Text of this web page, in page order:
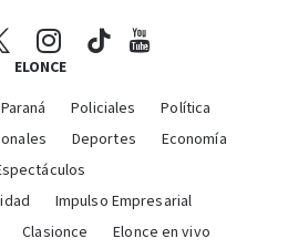
ELONCE
Paraná Policiales
Política
Deportes
Economía
Impulso Empresarial
Clasionce Elonce en vivo